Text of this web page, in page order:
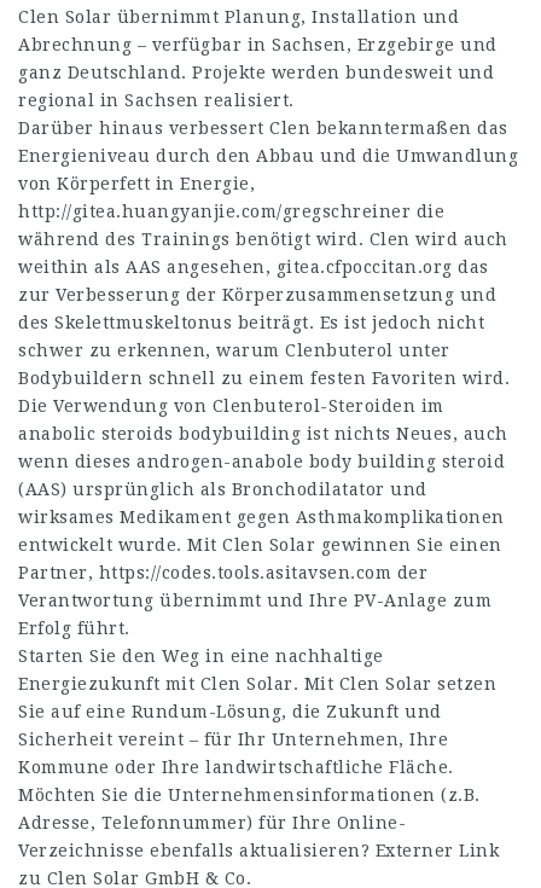
Clen Solar übernimmt Planung, Installation und
Abrechnung – verfügbar in Sachsen, Erzgebirge und
ganz Deutschland. Projekte werden bundesweit und
regional in Sachsen realisiert.
Darüber hinaus verbessert Clen bekanntermaßen das
Energieniveau durch den Abbau und die Umwandlung
von Körperfett in Energie,
http://gitea.huangyanjie.com/gregschreiner die
während des Trainings benötigt wird. Clen wird auch
weithin als AAS angesehen, gitea.cfpoccitan.org das
zur Verbesserung der Körperzusammensetzung und
des Skelettmuskeltonus beiträgt. Es ist jedoch nicht
schwer zu erkennen, warum Clenbuterol unter
Bodybuildern schnell zu einem festen Favoriten wird.
Die Verwendung von Clenbuterol-Steroiden im
anabolic steroids bodybuilding ist nichts Neues, auch
wenn dieses androgen-anabole body building steroid
(AAS) ursprünglich als Bronchodilatator und
wirksames Medikament gegen Asthmakomplikationen
entwickelt wurde. Mit Clen Solar gewinnen Sie einen
Partner, https://codes.tools.asitavsen.com der
Verantwortung übernimmt und Ihre PV-Anlage zum
Erfolg führt.
Starten Sie den Weg in eine nachhaltige
Energiezukunft mit Clen Solar. Mit Clen Solar setzen
Sie auf eine Rundum-Lösung, die Zukunft und
Sicherheit vereint – für Ihr Unternehmen, Ihre
Kommune oder Ihre landwirtschaftliche Fläche.
Möchten Sie die Unternehmensinformationen (z.B.
Adresse, Telefonnummer) für Ihre Online-
Verzeichnisse ebenfalls aktualisieren? Externer Link
zu Clen Solar GmbH & Co.